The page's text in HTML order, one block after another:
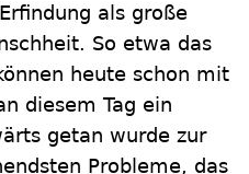
als große
So etwa das
heute schon mit
diesem Tag ein
getan wurde zur
Probleme, das